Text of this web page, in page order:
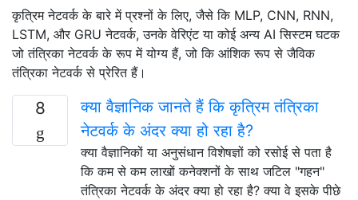
कृत्रिम नेटवर्क के बारे में प्रश्नों के लिए, जैसे कि MLP, CNN, RNN,
LSTM, और GRU नेटवर्क, उनके वेरिएंट या कोई अन्य AI सिस्टम घटक
जो तंत्रिका नेटवर्क के रूप में योग्य हैं, जो कि आंशिक रूप से जैविक
तंत्रिका नेटवर्क से प्रेरित हैं।
8
क्या वैज्ञानिक जानते हैं कि कृत्रिम तंत्रिका
नेटवर्क के अंदर क्या हो रहा है?
क्या वैज्ञानिकों या अनुसंधान विशेषज्ञों को रसोई से पता है
कि कम से कम लाखों कनेक्शनों के साथ जटिल "गहन"
तंत्रिका नेटवर्क के अंदर क्या हो रहा है? क्या वे इसके पीछे